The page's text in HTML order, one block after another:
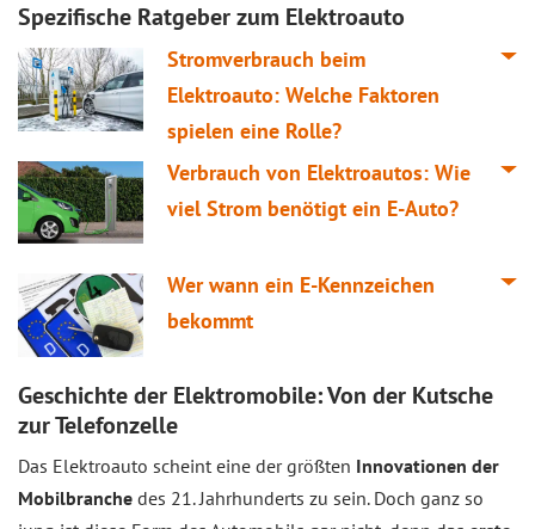
Spezifische Ratgeber zum Elektroauto
Stromverbrauch beim
Elektroauto: Welche Faktoren
spielen eine Rolle?
Verbrauch von Elektroautos: Wie
viel Strom benötigt ein E-Auto?
Wer wann ein E-Kennzeichen
bekommt
Geschichte der Elektromobile: Von der Kutsche
zur Telefonzelle
Das Elektroauto scheint eine der größten Innovationen der
Mobilbranche des 21. Jahrhunderts zu sein. Doch ganz so